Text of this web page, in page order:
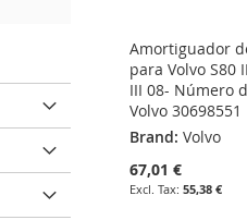
Amortiguador
para Volvo S80
III 08- Número
Volvo 30698551
Brand: Volvo
67,01 €
55,38 €